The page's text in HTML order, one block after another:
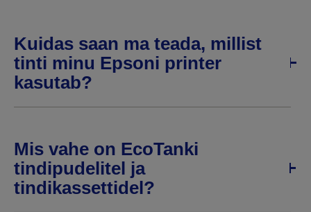
Kuidas saan ma teada, millist
tinti minu Epsoni printer
kasutab?
Mis vahe on EcoTanki
tindipudelitel ja
tindikassettidel?